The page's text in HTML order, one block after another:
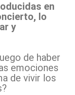
en
lo
y
de haber
emociones
de vivir los